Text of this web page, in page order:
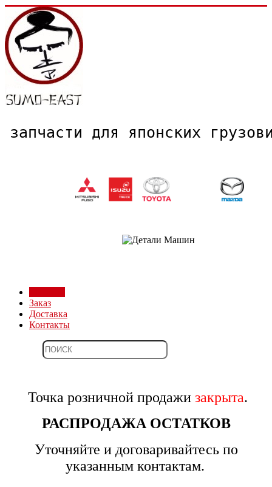
запчасти для японских
Заказ
Доставка
Контакты
Точка розничной продажи закрыта.
РАСПРОДАЖА ОСТАТКОВ
Уточняйте и договаривайтесь по
указанным контактам.